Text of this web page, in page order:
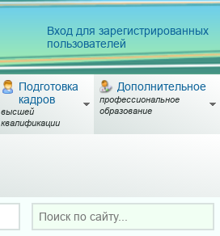
Вход для зарегистрированных
пользователей
Подготовка
кадров
высшей
квалификации
Дополнительное
профессиональное
образование